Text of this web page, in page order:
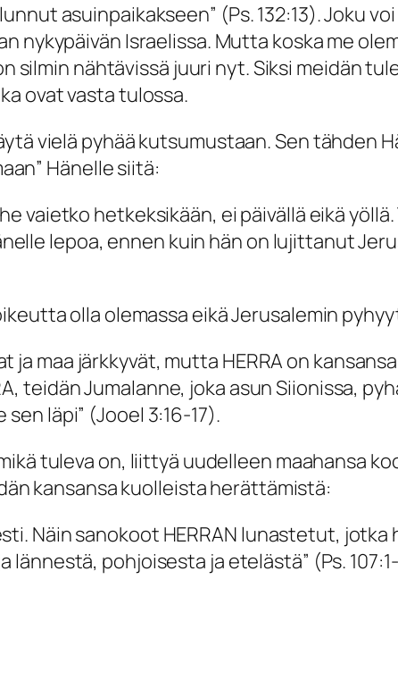
asuinpaikakseen” (Ps. 132:13). Joku
nykypäivän Israelissa. Mutta koska me
silmin nähtävissä juuri nyt. Siksi meidän
ovat vasta tulossa.
vielä pyhää kutsumustaan. Sen tähden
Hänelle siitä:
vaietko hetkeksikään, ei päivällä eikä yöllä.
lepoa, ennen kuin hän on lujittanut
olla olemassa eikä Jerusalemin
ja maa järkkyvät, mutta HERRA on
teidän Jumalanne, joka asun Siionissa,
sen läpi” (Jooel 3:16-17).
tuleva on, liittyä uudelleen maahansa
kansansa kuolleista herättämistä:
Näin sanokoot HERRAN lunastetut, jotka
lännestä, pohjoisesta ja etelästä” (Ps.